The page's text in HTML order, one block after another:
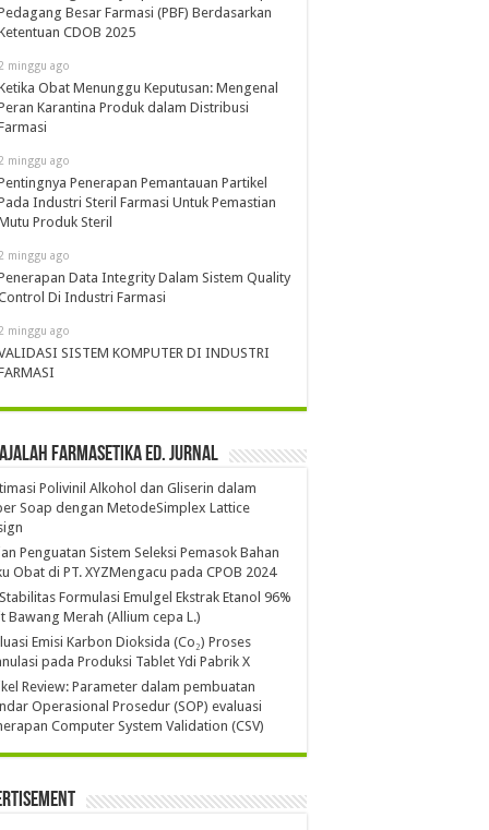
Besar Farmasi (PBF) Berdasarkan
CDOB 2025
minggu ago
Obat Menunggu Keputusan: Mengenal
Karantina Produk dalam Distribusi
minggu ago
Penerapan Pemantauan Partikel
Industri Steril Farmasi Untuk Pemastian
Produk Steril
minggu ago
Data Integrity Dalam Sistem Quality
Di Industri Farmasi
minggu ago
SISTEM KOMPUTER DI INDUSTRI
Farmasetika Ed. Jurnal
Polivinil Alkohol dan Gliserin dalam
Soap dengan MetodeSimplex Lattice
Penguatan Sistem Seleksi Pemasok Bahan
Obat di PT. XYZMengacu pada CPOB 2024
Formulasi Emulgel Ekstrak Etanol 96%
Bawang Merah (Allium cepa L.)
Emisi Karbon Dioksida (Co₂) Proses
pada Produksi Tablet Ydi Pabrik X
Review: Parameter dalam pembuatan
Operasional Prosedur (SOP) evaluasi
Computer System Validation (CSV)